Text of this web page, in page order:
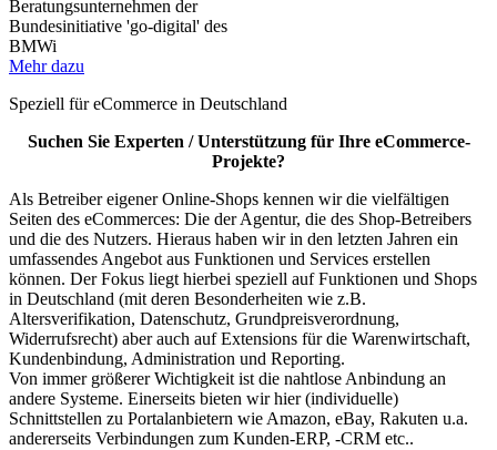
Mehr dazu
Speziell für eCommerce in Deutschland
Suchen Sie Experten / Unterstützung für Ihre eCommerce-
Projekte?
Als Betreiber eigener Online-Shops kennen wir die vielfältigen
Seiten des eCommerces: Die der Agentur, die des Shop-Betreibers
und die des Nutzers. Hieraus haben wir in den letzten Jahren ein
umfassendes Angebot aus Funktionen und Services erstellen
können. Der Fokus liegt hierbei speziell auf Funktionen und Shops
in Deutschland (mit deren Besonderheiten wie z.B.
Altersverifikation, Datenschutz, Grundpreisverordnung,
Widerrufsrecht) aber auch auf Extensions für die Warenwirtschaft,
Kundenbindung, Administration und Reporting.
Von immer größerer Wichtigkeit ist die nahtlose Anbindung an
andere Systeme. Einerseits bieten wir hier (individuelle)
Schnittstellen zu Portalanbietern wie Amazon, eBay, Rakuten u.a.
andererseits Verbindungen zum Kunden-ERP, -CRM etc..